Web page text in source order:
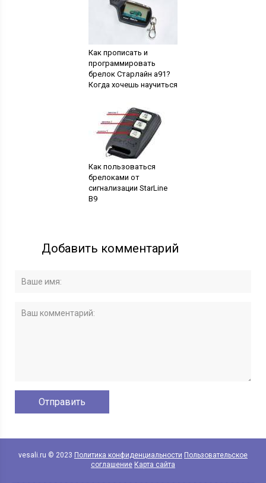
Как прописать и
программировать
брелок Старлайн а91?
Когда хочешь научиться
Как пользоваться
брелоками от
сигнализации StarLine
B9
Добавить комментарий
vesali.ru © 2023 Политика конфиденциальности Пользовательское
соглашение Карта сайта